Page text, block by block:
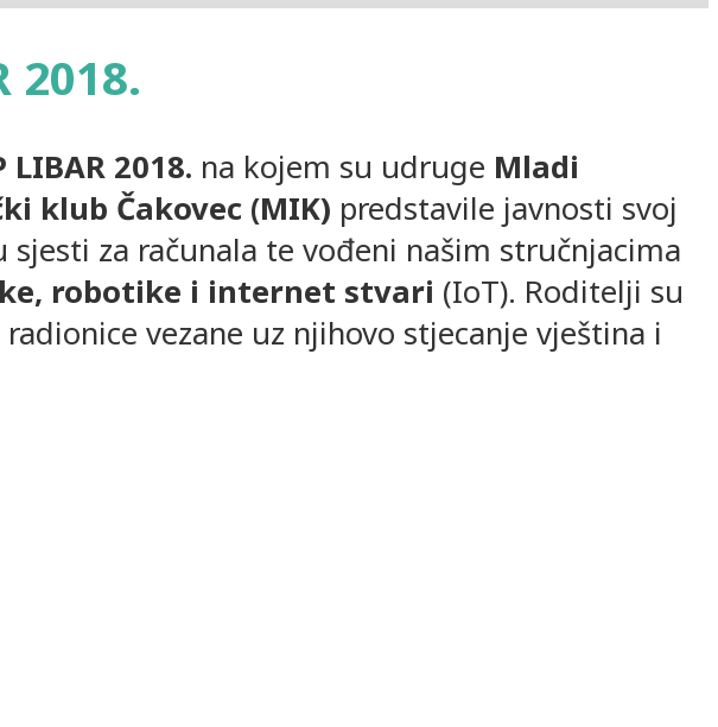
2018.
LIBAR 2018. na kojem su udruge Mladi
klub Čakovec (MIK) predstavile javnosti svoj
za računala te vođeni našim stručnjacima
robotike i internet stvari (IoT). Roditelji su
vezane uz njihovo stjecanje vještina i